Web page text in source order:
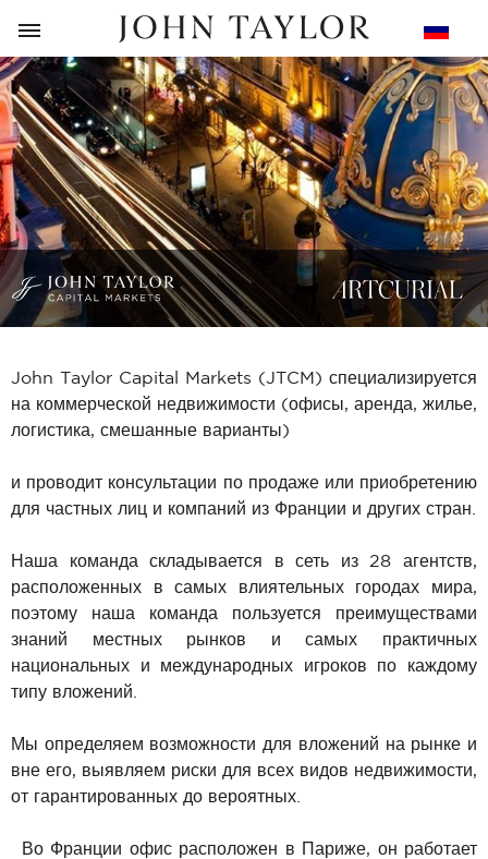
НАЗАД
John Taylor Capital Markets (JTCM) специализируется
на коммерческой недвижимости (офисы, аренда, жилье,
логистика, смешанные варианты)
и проводит консультации по продаже или приобретению
для частных лиц и компаний из Франции и других стран.
Наша команда складывается в сеть из 28 агентств,
расположенных в самых влиятельных городах мира,
поэтому наша команда пользуется преимуществами
знаний местных рынков и самых практичных
национальных и международных игроков по каждому
типу вложений.
Мы определяем возможности для вложений на рынке и
вне его, выявляем риски для всех видов недвижимости,
от гарантированных до вероятных.
Во Франции офис расположен в Париже, он работает